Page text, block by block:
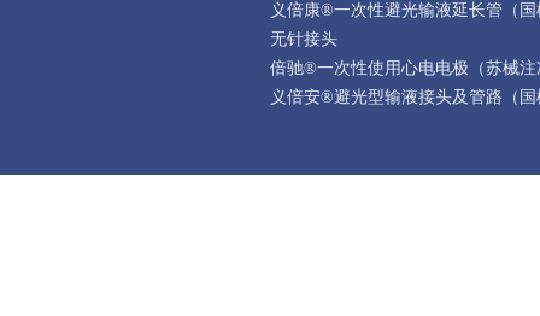
义倍康®一次性避光输液延长管（国
无针接头
倍驰®一次性使用心电电极（苏械注
义倍安®避光型输液接头及管路（国